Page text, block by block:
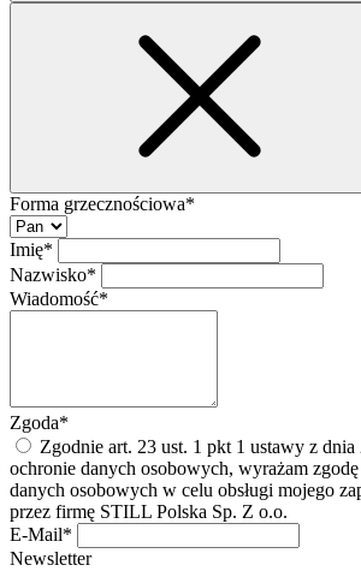
Forma grzecznościowa*
Imię*
Nazwisko*
Wiadomość*
Zgoda*
Zgodnie art. 23 ust. 1 pkt 1 ustawy z dnia
ochronie danych osobowych, wyrażam
danych osobowych w celu obsługi mojego
przez firmę STILL Polska Sp. Z o.o.
E-Mail*
Newsletter